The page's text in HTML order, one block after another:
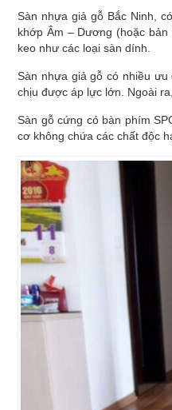
Sàn nhựa giả gỗ Bắc Ninh,
khớp Âm – Dương (hoặc
keo như các loại sàn dính.
Sàn nhựa giả gỗ có nhiều ưu
chịu được áp lực lớn. Ngoài
Sàn gỗ cứng có bàn phím
cơ không chứa các chất độc